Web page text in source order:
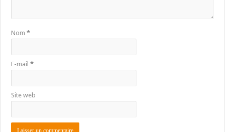
Nom*
E-mail*
Site web